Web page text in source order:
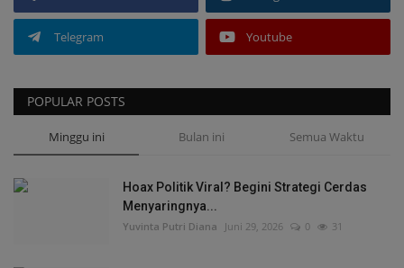
Telegram Youtube
POPULAR POSTS
Minggu ini Bulan ini Semua Waktu
Hoax Politik Viral? Begini Strategi Cerdas
Menyaringnya...
Yuvinta Putri Diana Juni 29, 2026 0 31